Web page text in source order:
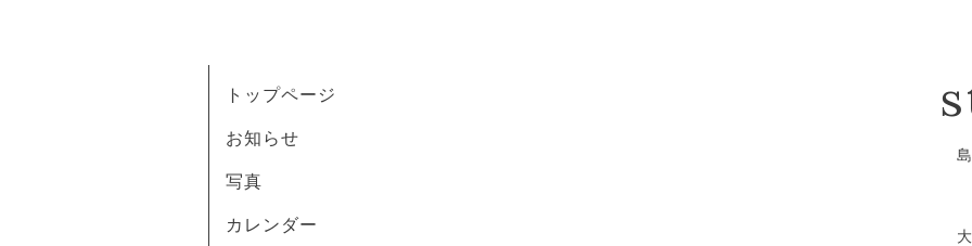
トップページ
お知らせ
写真
カレンダー